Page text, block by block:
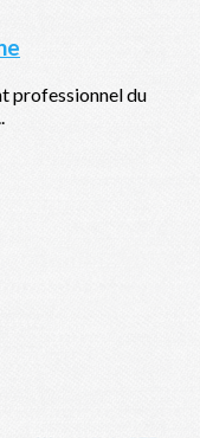
professionnel du